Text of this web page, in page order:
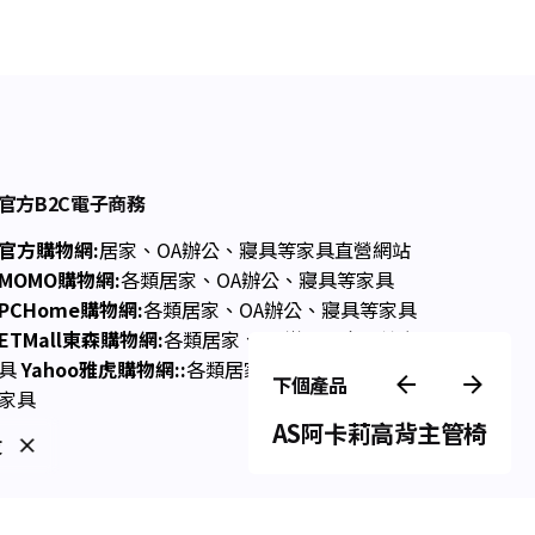
未分類
下個產品
AS阿卡莉高背主管椅
方B2C電子商務
方購物網:居家、OA辦公、寢具等家具直營網站
購物網:各類居家、OA辦公、寢具等家具
購物網:各類居家、OA辦公、寢具等家具
東森購物網:各類居家、OA辦公、寢具等家
Yahoo雅虎購物網::各類居家、OA辦公、寢具等
具